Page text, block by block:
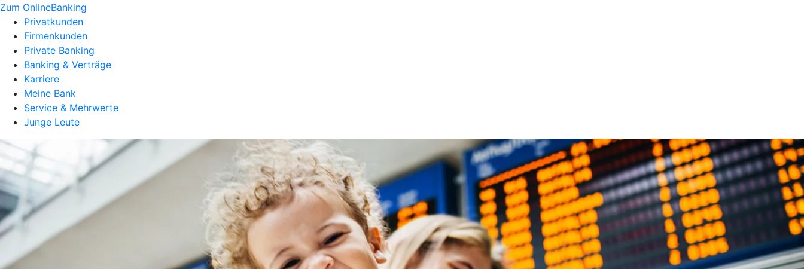
Zum OnlineBanking
Privatkunden
Firmenkunden
Private Banking
Banking & Verträge
Karriere
Meine Bank
Service & Mehrwerte
Junge Leute